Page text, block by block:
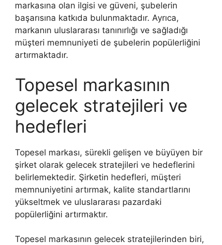
markasına olan ilgisi ve güveni, şubelerin
başarısına katkıda bulunmaktadır. Ayrıca,
markanın uluslararası tanınırlığı ve sağladığı
müşteri memnuniyeti de şubelerin popülerliğini
artırmaktadır.
Topesel markasının
gelecek stratejileri ve
hedefleri
Topesel markası, sürekli gelişen ve büyüyen bir
şirket olarak gelecek stratejileri ve hedeflerini
belirlemektedir. Şirketin hedefleri, müşteri
memnuniyetini artırmak, kalite standartlarını
yükseltmek ve uluslararası pazardaki
popülerliğini artırmaktır.
Topesel markasının gelecek stratejilerinden biri,